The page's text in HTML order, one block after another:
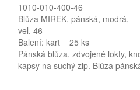
1010-010-400-46
Blůza MIREK, pánská, modrá,
vel. 46
Balení: kart = 25 ks
Pánská blůza, zdvojené lokty,
kapsy na suchý zip. Blůza